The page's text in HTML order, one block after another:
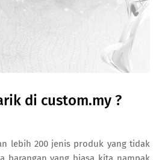
di custom.my ?
lebih 200 jenis produk yang tidak